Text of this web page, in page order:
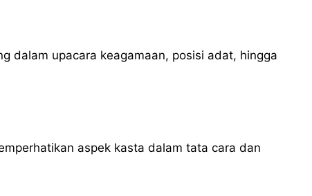
dalam upacara keagamaan, posisi adat, hingga
aspek kasta dalam tata cara dan